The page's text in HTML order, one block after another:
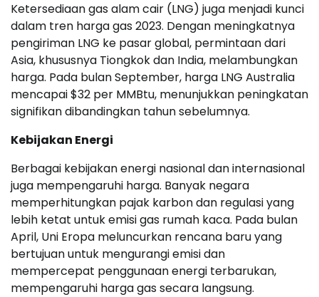
Ketersediaan gas alam cair (LNG) juga menjadi kunci
dalam tren harga gas 2023. Dengan meningkatnya
pengiriman LNG ke pasar global, permintaan dari
Asia, khususnya Tiongkok dan India, melambungkan
harga. Pada bulan September, harga LNG Australia
mencapai $32 per MMBtu, menunjukkan peningkatan
signifikan dibandingkan tahun sebelumnya.
Kebijakan Energi
Berbagai kebijakan energi nasional dan internasional
juga mempengaruhi harga. Banyak negara
memperhitungkan pajak karbon dan regulasi yang
lebih ketat untuk emisi gas rumah kaca. Pada bulan
April, Uni Eropa meluncurkan rencana baru yang
bertujuan untuk mengurangi emisi dan
mempercepat penggunaan energi terbarukan,
mempengaruhi harga gas secara langsung.